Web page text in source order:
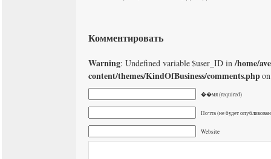
Комментировать
Warning: Undefined variable $user_ID in/home/
content/themes/KindOfBusiness/comments.php
��мя (required)
Почта (не будет
Website